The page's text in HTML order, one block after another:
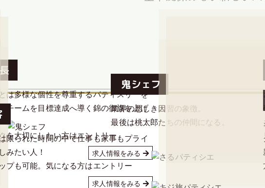
鬼シェフ
業界の悪しき因習の象徴。
最後は桃太郎たちの仲間になる。
は多様な個性を尊重するパティスリーを
チームを目標達成へ導く錦の御旗を上げ
を大切にしたい方はエントリー
求人情報をみる
限られた時間の中で仕事も家事もプライ
みたい人！
プも可能。気になる方はエントリー
求人情報をみる